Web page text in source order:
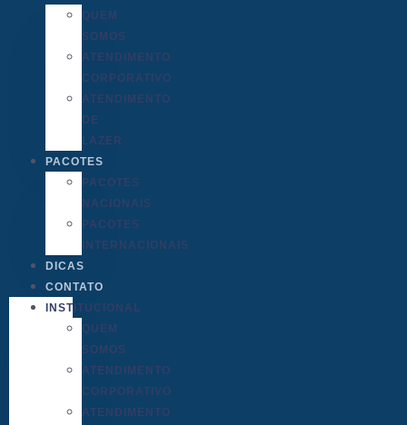
QUEM
SOMOS
ATENDIMENTO
CORPORATIVO
ATENDIMENTO
DE
LAZER
PACOTES
PACOTES
NACIONAIS
PACOTES
INTERNACIONAIS
DICAS
CONTATO
INSTITUCIONAL
QUEM
SOMOS
ATENDIMENTO
CORPORATIVO
ATENDIMENTO